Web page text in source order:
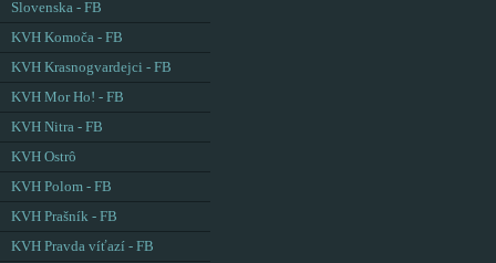
Slovenska - FB
KVH Komoča - FB
KVH Krasnogvardejci - FB
KVH Mor Ho! - FB
KVH Nitra - FB
KVH Ostrô
KVH Polom - FB
KVH Prašník - FB
KVH Pravda víťazí - FB